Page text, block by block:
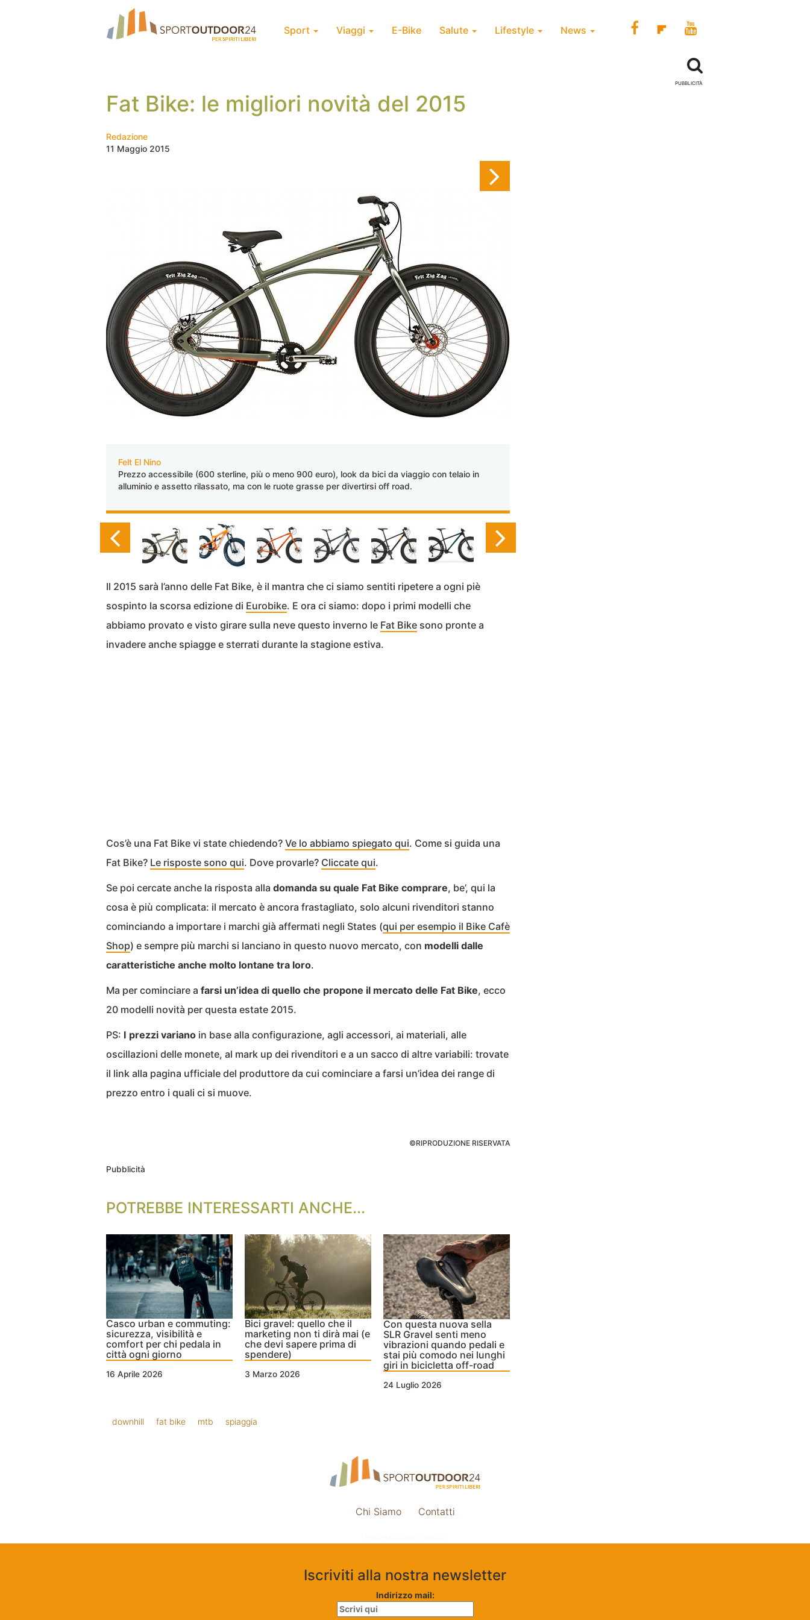
Sport Viaggi E-Bike Salute Lifestyle News
Fat Bike: le migliori novità del 2015
Redazione
11 Maggio 2015
Felt El Nino
Prezzo accessibile (600 sterline, più o meno 900 euro), look da bici da viaggio con telaio in
alluminio e assetto rilassato, ma con le ruote grasse per divertirsi off road.
Il 2015 sarà l’anno delle Fat Bike, è il mantra che ci siamo sentiti ripetere a ogni piè
sospinto la scorsa edizione di Eurobike. E ora ci siamo: dopo i primi modelli che
abbiamo provato e visto girare sulla neve questo inverno le Fat Bike sono pronte a
invadere anche spiagge e sterrati durante la stagione estiva.
Cos’è una Fat Bike vi state chiedendo? Ve lo abbiamo spiegato qui. Come si guida una
Fat Bike? Le risposte sono qui. Dove provarle? Cliccate qui.
Se poi cercate anche la risposta alla domanda su quale Fat Bike comprare, be’, qui la
cosa è più complicata: il mercato è ancora frastagliato, solo alcuni rivenditori stanno
cominciando a importare i marchi già affermati negli States (qui per esempio il Bike Cafè
Shop) e sempre più marchi si lanciano in questo nuovo mercato, con modelli dalle
caratteristiche anche molto lontane tra loro.
Ma per cominciare a farsi un’idea di quello che propone il mercato delle Fat Bike, ecco
20 modelli novità per questa estate 2015.
PS: I prezzi variano in base alla configurazione, agli accessori, ai materiali, alle
oscillazioni delle monete, al mark up dei rivenditori e a un sacco di altre variabili: trovate
il link alla pagina ufficiale del produttore da cui cominciare a farsi un’idea dei range di
prezzo entro i quali ci si muove.
©RIPRODUZIONE RISERVATA
Pubblicità
POTREBBE INTERESSARTI ANCHE...
Casco urban e commuting:
sicurezza, visibilità e
comfort per chi pedala in
città ogni giorno
16 Aprile 2026
Bici gravel: quello che il
marketing non ti dirà mai (e
che devi sapere prima di
spendere)
3 Marzo 2026
Con questa nuova sella
SLR Gravel senti meno
vibrazioni quando pedali e
stai più comodo nei lunghi
giri in bicicletta off-road
24 Luglio 2026
downhill fat bike mtb spiaggia
PUBBLICITÀ
Chi Siamo Contatti
Iscriviti alla nostra newsletter
Indirizzo mail: